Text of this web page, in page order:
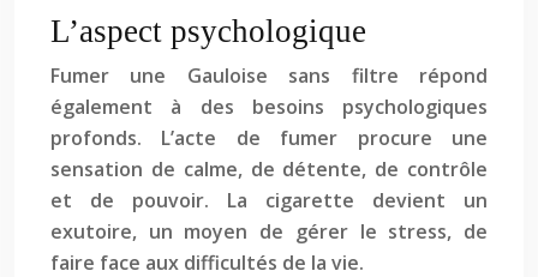
L’aspect psychologique
Fumer une Gauloise sans filtre répond
également à des besoins psychologiques
profonds. L’acte de fumer procure une
sensation de calme, de détente, de contrôle
et de pouvoir. La cigarette devient un
exutoire, un moyen de gérer le stress, de
faire face aux difficultés de la vie.